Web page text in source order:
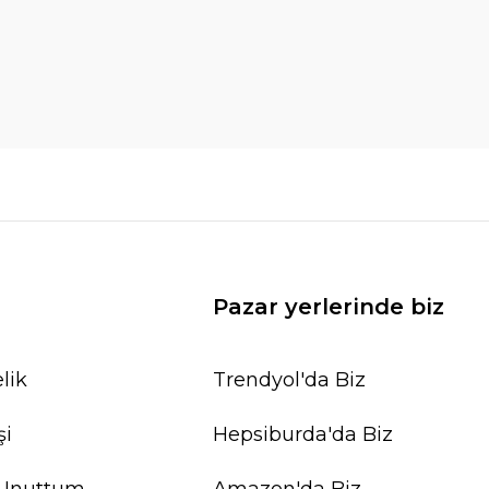
Pazar yerlerinde biz
Trendyol'da Biz
Hepsiburda'da Biz